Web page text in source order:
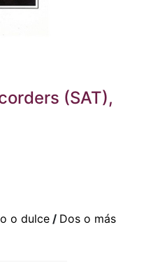
(SAT),
o dulce / Dos o más